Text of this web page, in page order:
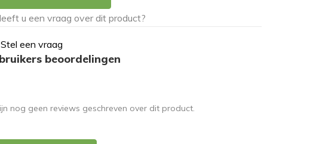
Stel een vraag
beoordelingen
nog geen reviews geschreven over dit product.